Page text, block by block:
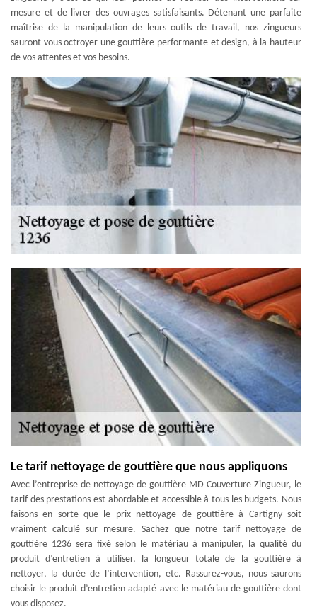
mesure et de livrer des ouvrages satisfaisants. Détenant une parfaite
maîtrise de la manipulation de leurs outils de travail, nos zingueurs
sauront vous octroyer une gouttière performante et design, à la hauteur
de vos attentes et vos besoins.
Le tarif nettoyage de gouttière que nous appliquons
Avec l’entreprise de nettoyage de gouttière MD Couverture Zingueur, le
tarif des prestations est abordable et accessible à tous les budgets. Nous
faisons en sorte que le prix nettoyage de gouttière à Cartigny soit
vraiment calculé sur mesure. Sachez que notre tarif nettoyage de
gouttière 1236 sera fixé selon le matériau à manipuler, la qualité du
produit d’entretien à utiliser, la longueur totale de la gouttière à
nettoyer, la durée de l’intervention, etc. Rassurez-vous, nous saurons
choisir le produit d’entretien adapté avec le matériau de gouttière dont
vous disposez.